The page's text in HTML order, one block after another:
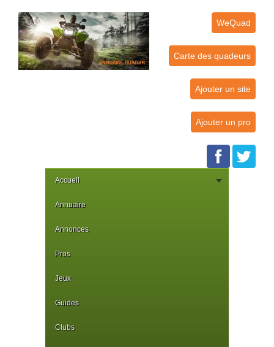
WeQuad
Carte des quadeurs
Ajouter un site
Ajouter un pro
Accueil
Annuaire
Annonces
Pros
Jeux
Guides
Clubs